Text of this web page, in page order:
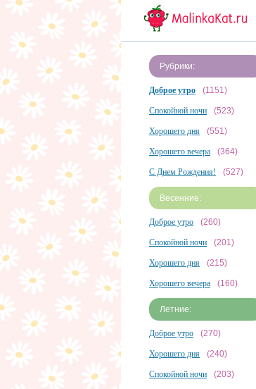
Рубрики:
Доброе утро (1151)
Спокойной ночи (523)
Хорошего дня (551)
Хорошего вечера (364)
С Днем Рождения! (527)
Весенние:
Доброе утро (260)
Спокойной ночи (201)
Хорошего дня (215)
Хорошего вечера (160)
Летние:
Доброе утро (270)
Хорошего дня (240)
Спокойной ночи (203)